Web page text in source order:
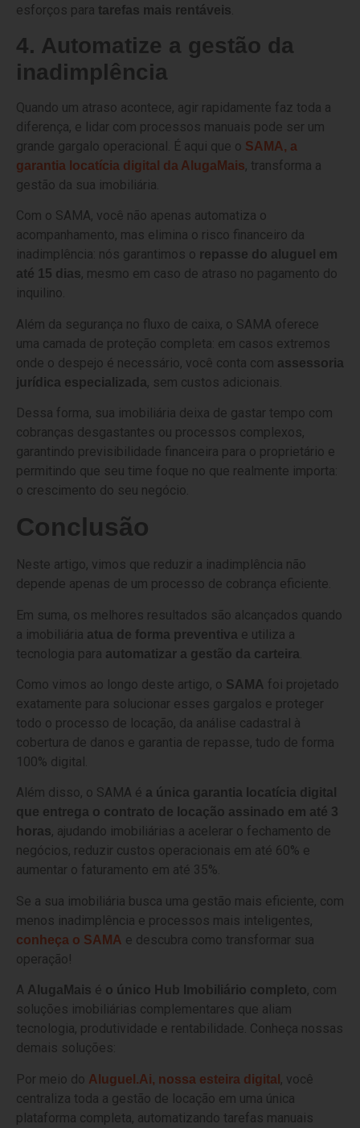
esforços para tarefas mais rentáveis.
4. Automatize a gestão da
inadimplência
Quando um atraso acontece, agir rapidamente faz toda a
diferença, e lidar com processos manuais pode ser um
grande gargalo operacional. É aqui que o SAMA, a
garantia locatícia digital da AlugaMais, transforma a
gestão da sua imobiliária.
Com o SAMA, você não apenas automatiza o
acompanhamento, mas elimina o risco financeiro da
inadimplência: nós garantimos o repasse do aluguel em
até 15 dias, mesmo em caso de atraso no pagamento do
inquilino.
Além da segurança no fluxo de caixa, o SAMA oferece
uma camada de proteção completa: em casos extremos
onde o despejo é necessário, você conta com assessoria
jurídica especializada, sem custos adicionais.
Dessa forma, sua imobiliária deixa de gastar tempo com
cobranças desgastantes ou processos complexos,
garantindo previsibilidade financeira para o proprietário e
permitindo que seu time foque no que realmente importa:
o crescimento do seu negócio.
Conclusão
Neste artigo, vimos que reduzir a inadimplência não
depende apenas de um processo de cobrança eficiente.
Em suma, os melhores resultados são alcançados quando
a imobiliária atua de forma preventiva e utiliza a
tecnologia para automatizar a gestão da carteira
Como vimos ao longo deste artigo, o SAMA foi projetado
exatamente para solucionar esses gargalos e proteger
todo o processo de locação, da análise cadastral à
cobertura de danos e garantia de repasse, tudo de forma
100% digital.
Além disso, o SAMA é a única garantia locatícia digital
que entrega o contrato de locação assinado em até 3
horas, ajudando imobiliárias a acelerar o fechamento de
negócios, reduzir custos operacionais em até 60% e
aumentar o faturamento em até 35%.
Se a sua imobiliária busca uma gestão mais eficiente, com
menos inadimplência e processos mais inteligentes,
conheça o SAMA e descubra como transformar sua
operação!
A AlugaMais é o único Hub Imobiliário completo, com
soluções imobiliárias complementares que aliam
tecnologia, produtividade e rentabilidade. Conheça nossas
demais soluções:
Por meio do Aluguel.Ai, nossa esteira digital , você
centraliza toda a gestão de locação em uma única
plataforma completa, automatizando tarefas manuais